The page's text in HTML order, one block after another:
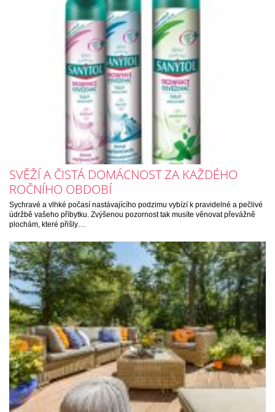
SVĚŽÍ A ČISTÁ DOMÁCNOST ZA KAŽDÉHO
ROČNÍHO OBDOBÍ
Sychravé a vlhké počasí nastávajícího podzimu vybízí k pravidelné a pečlivé
údržbě vašeho příbytku. Zvýšenou pozornost tak musíte věnovat převážně
plochám, které přišly…